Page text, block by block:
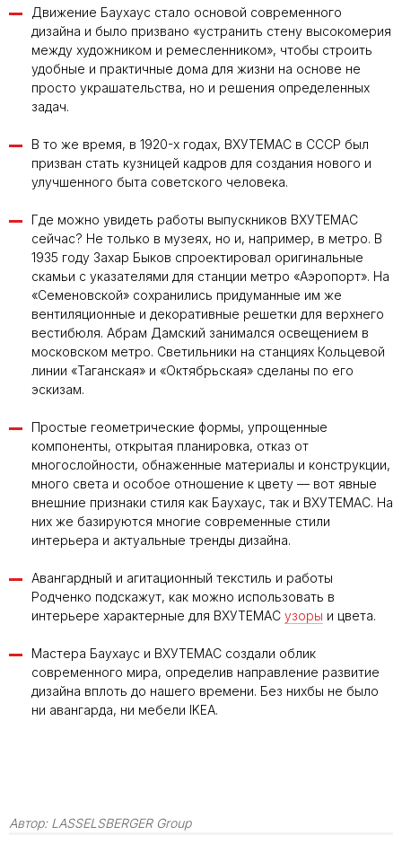
Движение Баухаус стало основой современного
дизайна и было призвано «устранить стену высокомерия
между художником и ремесленником», чтобы строить
удобные и практичные дома для жизни на основе не
просто украшательства, но и решения определенных
задач.
В то же время, в 1920-х годах, ВХУТЕМАС в СССР был
призван стать кузницей кадров для создания нового и
улучшенного быта советского человека.
Где можно увидеть работы выпускников ВХУТЕМАС
сейчас? Не только в музеях, но и, например, в метро. В
1935 году Захар Быков спроектировал оригинальные
скамьи с указателями для станции метро «Аэропорт». На
«Семеновской» сохранились придуманные им же
вентиляционные и декоративные решетки для верхнего
вестибюля. Абрам Дамский занимался освещением в
московском метро. Светильники на станциях Кольцевой
линии «Таганская» и «Октябрьская» сделаны по его
эскизам.
Простые геометрические формы, упрощенные
компоненты, открытая планировка, отказ от
многослойности, обнаженные материалы и конструкции,
много света и особое отношение к цвету — вот явные
внешние признаки стиля как Баухаус, так и ВХУТЕМАС. На
них же базируются многие современные стили
интерьера и актуальные тренды дизайна.
Авангардный и агитационный текстиль и работы
Родченко подскажут, как можно использовать в
интерьере характерные для ВХУТЕМАС узоры и цвета.
Мастера Баухаус и ВХУТЕМАС создали облик
современного мира, определив направление развитие
дизайна вплоть до нашего времени. Без нихбы не было
ни авангарда, ни мебели IKEA.
Автор: LASSELSBERGER Group